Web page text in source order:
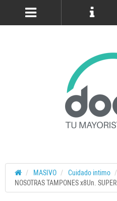
MASIVO Cuidado intimo
NOSOTRAS TAMPONES x8Un. SUPER